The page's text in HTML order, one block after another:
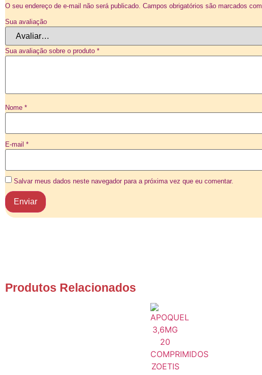
O seu endereço de e-mail não será publicado. Campos obrigatórios são marcados com
Sua avaliação
Sua avaliação sobre o produto *
Nome *
E-mail *
Salvar meus dados neste navegador para a próxima vez que eu comentar.
Produtos Relacionados